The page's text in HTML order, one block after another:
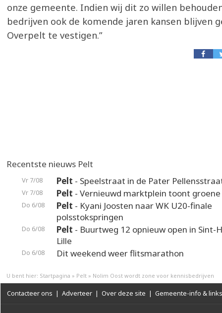
onze gemeente. Indien wij dit zo willen
bedrijven ook de komende jaren kansen blijven
Overpelt te vestigen.”
Recentste nieuws Pelt
Vr 7/08 Pelt - Speelstraat in de Pater
Vr 7/08 Pelt - Vernieuwd marktplein toont
Do 6/08 Pelt - Kyani Joosten naar WK U20-finale
polsstokspringen
Do 6/08 Pelt - Buurtweg 12 opnieuw open in Sint-
Lille
Do 6/08 Dit weekend weer flitsmarathon
U bent hier: Startpagina » Pelt » Nolim Oost wordt zone voor kennisbedrijven
Contacteer ons | Adverteer | Over deze site | Gemeente-info & links